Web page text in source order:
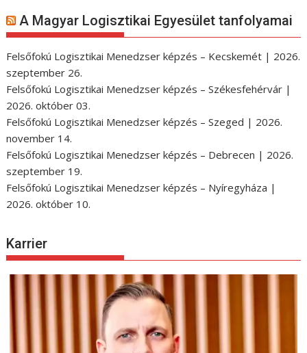
A Magyar Logisztikai Egyesület tanfolyamai
Felsőfokú Logisztikai Menedzser képzés – Kecskemét | 2026.
szeptember 26.
Felsőfokú Logisztikai Menedzser képzés – Székesfehérvár |
2026. október 03.
Felsőfokú Logisztikai Menedzser képzés – Szeged | 2026.
november 14.
Felsőfokú Logisztikai Menedzser képzés – Debrecen | 2026.
szeptember 19.
Felsőfokú Logisztikai Menedzser képzés – Nyíregyháza |
2026. október 10.
Karrier